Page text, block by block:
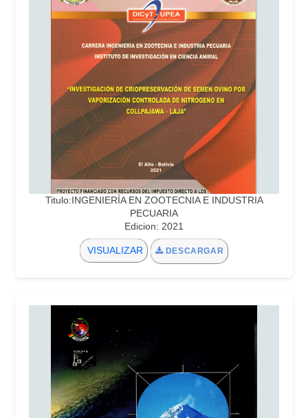
Titulo:INGENIERÍA EN ZOOTECNIA E INDUSTRIA
PECUARIA
Edicion: 2021
VISUALIZAR DESCARGAR